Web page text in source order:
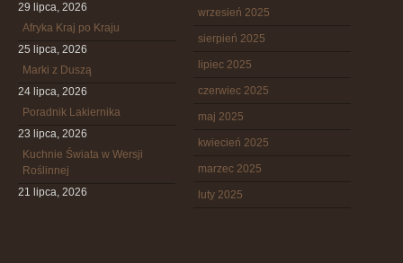
29 lipca, 2026
Afryka Kraj po Kraju
25 lipca, 2026
Marki z Duszą
24 lipca, 2026
Poradnik Lakiernika
23 lipca, 2026
Kuchnie Świata w Wersji
Roślinnej
21 lipca, 2026
wrzesień 2025
sierpień 2025
lipiec 2025
czerwiec 2025
maj 2025
kwiecień 2025
marzec 2025
luty 2025